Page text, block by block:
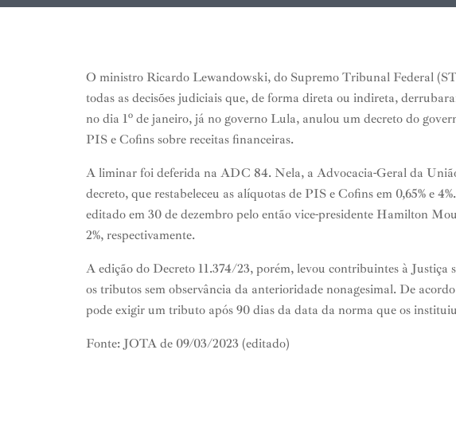
O ministro Ricardo Lewandowski, do Supremo Tribunal Federal
todas as decisões judiciais que, de forma direta ou indireta,
no dia 1º de janeiro, já no governo Lula, anulou um decreto do
PIS e Cofins sobre receitas financeiras.
A liminar foi deferida na ADC 84. Nela, a Advocacia-Geral da
decreto, que restabeleceu as alíquotas de PIS e Cofins em 0,65% e
editado em 30 de dezembro pelo então vice-presidente Hamilton
2%, respectivamente.
A edição do Decreto 11.374/23, porém, levou contribuintes à Justiça
os tributos sem observância da anterioridade nonagesimal. De
pode exigir um tributo após 90 dias da data da norma que os
Fonte: JOTA de 09/03/2023 (editado)